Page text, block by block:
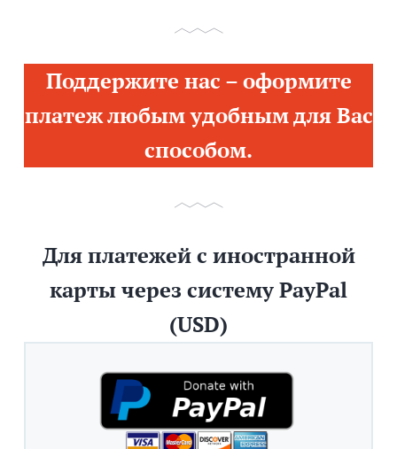
Поддержите нас – оформите
платеж любым удобным для Вас
способом.
Для платежей с иностранной
карты через систему PayPal
(USD)